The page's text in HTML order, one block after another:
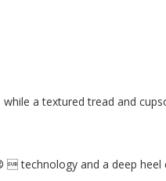
a textured tread and
technology and a deep